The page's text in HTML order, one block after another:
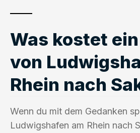
Was kostet
von
Rhein nach
Wenn du mit dem Gedanken
Ludwigshafen am Rhein nach